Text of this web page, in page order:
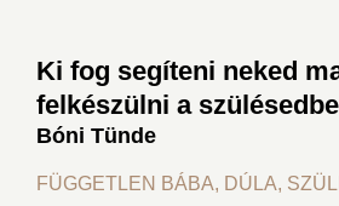
Ki fog segíteni neked
felkészülni a
Bóni Tünde
FÜGGETLEN BÁBA, DÚLA,